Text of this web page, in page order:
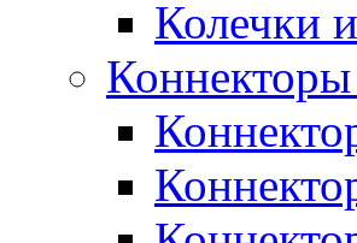
Колечки